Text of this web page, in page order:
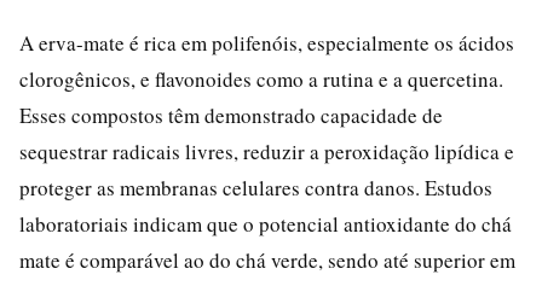
A erva-mate é rica em polifenóis, especialmente os ácidos
clorogênicos, e flavonoides como a rutina e a quercetina.
Esses compostos têm demonstrado capacidade de
sequestrar radicais livres, reduzir a peroxidação lipídica e
proteger as membranas celulares contra danos. Estudos
laboratoriais indicam que o potencial antioxidante do chá
mate é comparável ao do chá verde, sendo até superior em